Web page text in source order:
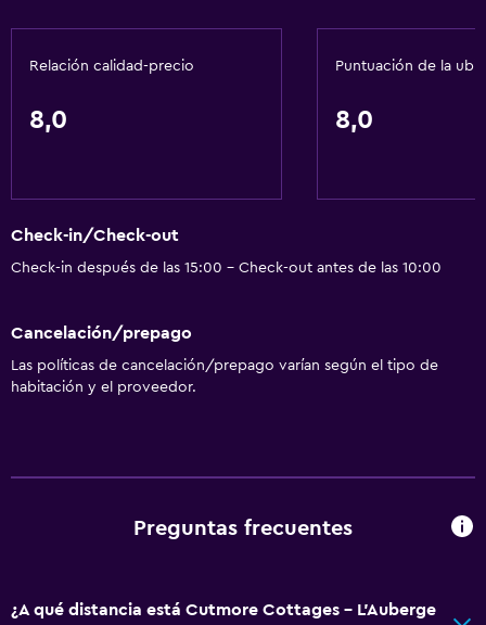
Lavandería
Espacio de almacenamiento
Relación calidad-precio
8,0
Puntuación de la
8,0
Check-in/Check-out
Check-in después de las 15:00 - Check-out antes de las 10:00
Cancelación/prepago
Las políticas de cancelación/prepago varían según el tipo de
habitación y el proveedor.
Preguntas frecuentes
¿A qué distancia está Cutmore Cottages - L'Auberge